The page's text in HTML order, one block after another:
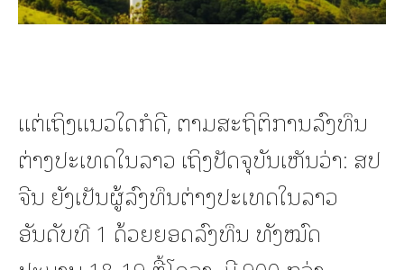
ແຕ່ເຖິງແນວໃດກໍດີ, ຕາມສະຖິຕິການລົງທຶນ
ຕ່າງປະເທດໃນລາວ ເຖິງປັດຈຸບັນເຫັນວ່າ: ສປ
ຈີນ ຍັງເປັນຜູ້ລົງທຶນຕ່າງປະເທດໃນລາວ
ອັນດັບທີ 1 ດ້ວຍຍອດລົງທຶນ ທັງໝົດ